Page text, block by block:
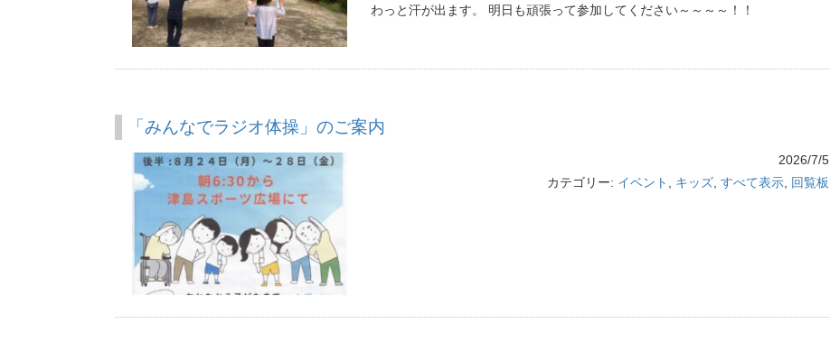
わっと汗が出ます。 明日も頑張って参加してください～～～～！！
「みんなでラジオ体操」のご案内
2026/7/5
カテゴリー: イベント キッズ, すべて表示, 回覧板